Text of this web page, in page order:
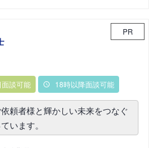
PR
面談可能 18時以降面談可能
頼者様と輝かしい未来をつなぐ
います。